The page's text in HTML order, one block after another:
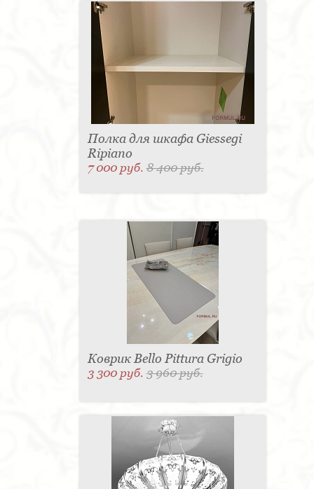
Полка для шкафа Giessegi
Ripiano
7 000 руб.8 400 руб.
Коврик Bello Pittura Grigio
3 300 руб.3 960 руб.